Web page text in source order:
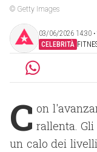
© Getty Images
03/06/2026 14:30 ‧
CELEBRITÀ
C on
rallenta.
un calo dei